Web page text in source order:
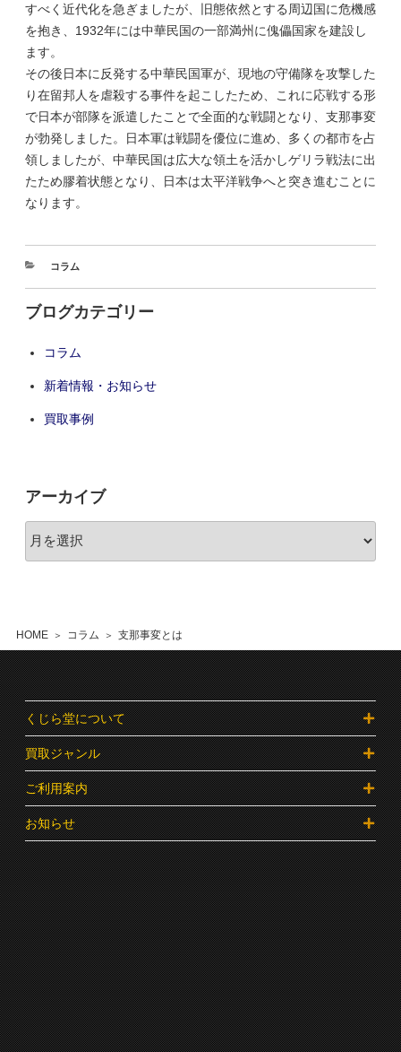
HOME コラム 支那事変とは
すべく近代化を急ぎましたが、旧態依然とする周辺国に危機感
を抱き、1932年には中華民国の一部満州に傀儡国家を建設し
ます。
その後日本に反発する中華民国軍が、現地の守備隊を攻撃した
り在留邦人を虐殺する事件を起こしたため、これに応戦する形
で日本が部隊を派遣したことで全面的な戦闘となり、支那事変
が勃発しました。日本軍は戦闘を優位に進め、多くの都市を占
領しましたが、中華民国は広大な領土を活かしゲリラ戦法に出
たため膠着状態となり、日本は太平洋戦争へと突き進むことに
なります。
コラム
ブログカテゴリー
コラム
新着情報・お知らせ
買取事例
アーカイブ
くじら堂について
買取ジャンル
ご利用案内
お知らせ